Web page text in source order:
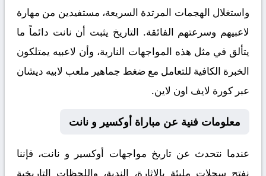
واستغلال الهجمات المرتدة السريعة، مستفيدين من مهارة
لاعبيهم وسرعتهم الفائقة. التاريخ يثبت أن نانت دائماً ما
يتألق في مثل هذه المواجهات النارية، وأن لاعبيه يمتلكون
الخبرة الكافية للتعامل مع ضغط جماهير ملعب لابيه ديشان
عبر كورة لايف اون لاين.
معلومات فنية عن مباراة أوكسير و نانت
عندما نتحدث عنتاريخ مواجهات أوكسير و نانت، فإننا
نفتح سجلات مليئة بالإثارة، الندية، واللحظات التاريخية